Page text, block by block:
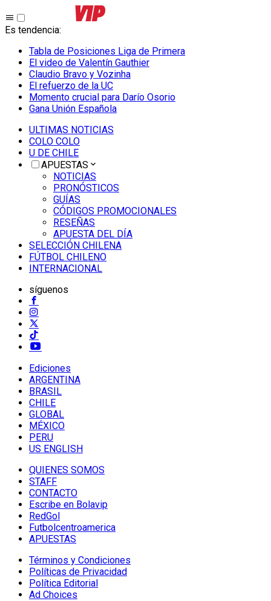
Es tendencia:
Tabla de Posiciones Liga de Primera
El video de Valentín Gauthier
Claudio Bravo y Vozinha
El refuerzo de la UC
Momento crucial para Darío Osorio
Gana Unión Española
ULTIMAS NOTICIAS
COLO COLO
U DE CHILE
APUESTAS
NOTICIAS
PRONÓSTICOS
GUÍAS
CÓDIGOS PROMOCIONALES
RESEÑAS
APUESTA DEL DÍA
SELECCIÓN CHILENA
FÚTBOL CHILENO
INTERNACIONAL
síguenos
Ediciones
ARGENTINA
BRASIL
CHILE
GLOBAL
MÉXICO
PERU
US ENGLISH
QUIENES SOMOS
STAFF
CONTACTO
Escribe en Bolavip
RedGol
Futbolcentroamerica
APUESTAS
Términos y Condiciones
Políticas de Privacidad
Política Editorial
Ad Choices